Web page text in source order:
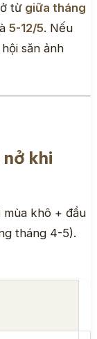
từ giữa tháng
5-12/5. Nếu
săn ảnh
nở khi
mùa khô + đầu
tháng 4-5).